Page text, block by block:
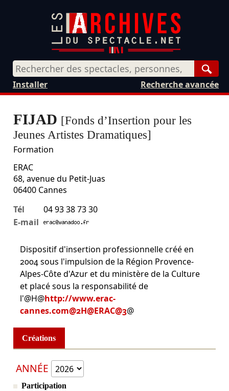
Recherche avancée
Installer
FIJAD [Fonds d’Insertion pour les
Jeunes Artistes Dramatiques]
Formation
ERAC
68, avenue du Petit-Juas
06400 Cannes
Tél
04 93 38 73 30
E-mail
Dispositif d'insertion professionnelle créé en
2004 sous l'impulsion de la Région Provence-
Alpes-Côte d'Azur et du ministère de la Culture
et placé sous la responsabilité de
l'@H@http://www.erac-
cannes.com@2H@ERAC@3@
Créations
ANNÉE
Participation